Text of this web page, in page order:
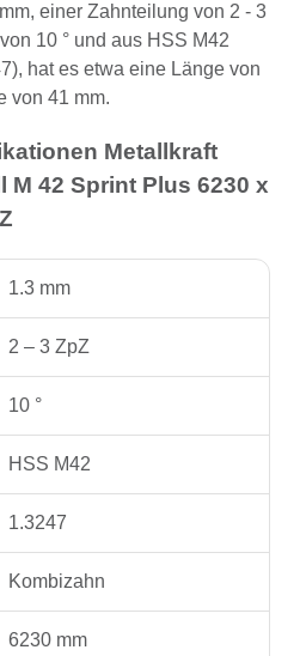
einer Zahnteilung von 2 - 3
10 ° und aus HSS M42
hat es etwa eine Länge von
von 41 mm.
Metallkraft
M 42 Sprint Plus 6230 x
1.3 mm
2 – 3 ZpZ
10 °
HSS M42
1.3247
Kombizahn
6230 mm